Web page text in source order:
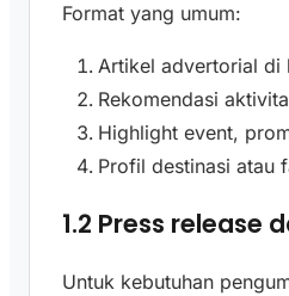
Format yang umum:
Artikel advertorial di
Rekomendasi
Highlight event,
Profil destinasi atau
1.2 Press release
Untuk kebutuhan